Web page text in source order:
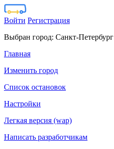
Войти Регистрация
Выбран город: Санкт-Петербург
Главная
Изменить город
Список остановок
Настройки
Легкая версия (wap)
Написать разработчикам